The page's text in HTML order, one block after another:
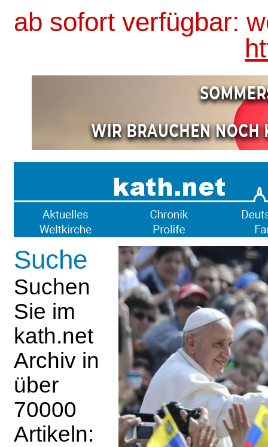
ab sofort verfügbar:
Suche
Suchen
Sie im
kath.net
Archiv in
über
70000
Artikeln: